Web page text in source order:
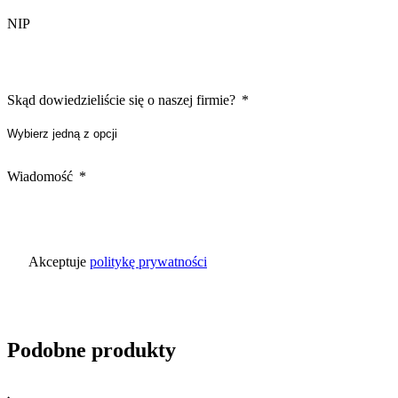
NIP
Skąd dowiedzieliście się o naszej firmie?
Wiadomość
Akceptuje politykę prywatności
Podobne produkty